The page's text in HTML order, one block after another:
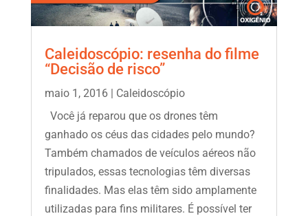
Caleidoscópio: resenha do filme
“Decisão de risco”
maio 1, 2016| Caleidoscópio
Você já reparou que os drones têm
ganhado os céus das cidades pelo mundo?
Também chamados de veículos aéreos não
tripulados, essas tecnologias têm diversas
finalidades. Mas elas têm sido amplamente
utilizadas para fins militares. É possível ter